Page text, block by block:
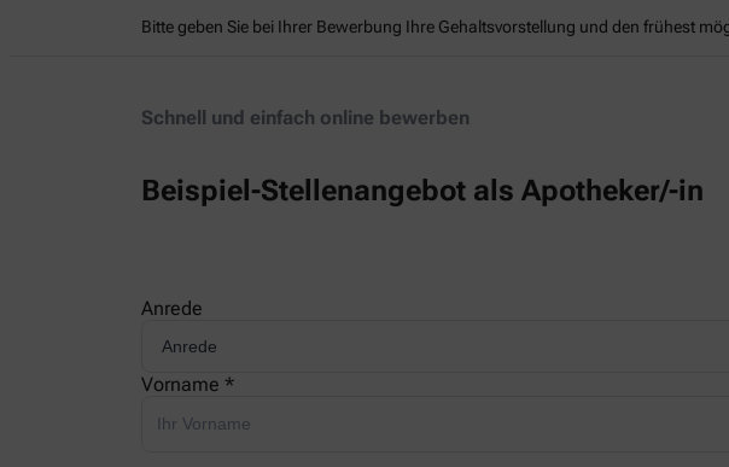
Bitte geben Sie bei Ihrer Bewerbung Ihre Gehaltsvorstellung und den frühest
Schnell und einfach online bewerben
Beispiel-Stellenangebot als Apotheker/-in
Anrede
Vorname *